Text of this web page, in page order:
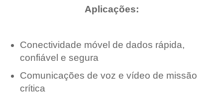
Aplicações:
Conectividade móvel de dados rápida,
confiável e segura
Comunicações de voz e vídeo de missão
crítica